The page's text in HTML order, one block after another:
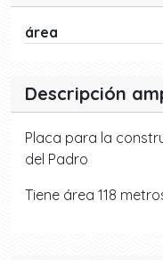
área
Descripción
Placa para la
del Padro
Tiene área 118